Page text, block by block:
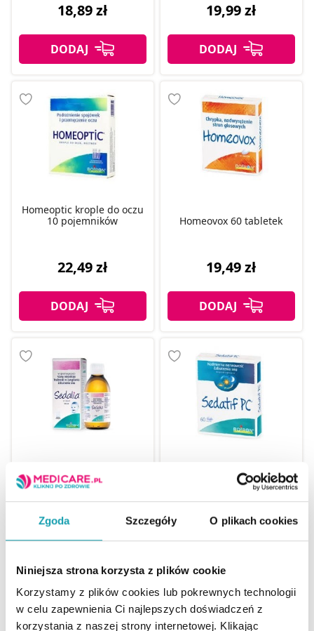
Zgoda Szczegóły O plikach cookies
Niniejsza strona korzysta z plików cookie
Korzystamy z plików cookies lub pokrewnych technologii
w celu zapewnienia Ci najlepszych doświadczeń z
korzystania z naszej strony internetowej. Klikając
18,89 zł 19,99 zł
Homeoptic krople do oczu
10 pojemników
22,49 zł
Homeovox 60 tabletek
19,49 zł
Sedalia syrop 200 ml
23,99 zł
Sedatif PC 60 tabletek
26,99 zł